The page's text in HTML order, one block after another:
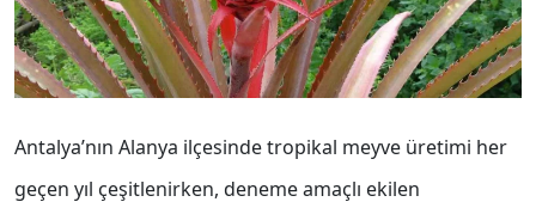
Antalya’nın Alanya ilçesinde tropikal meyve üretimi her
geçen yıl çeşitlenirken, deneme amaçlı ekilen